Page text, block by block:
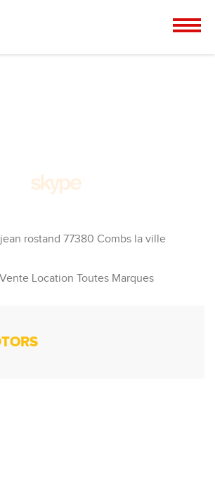
rostand 77380 Combs la ville
Location Toutes Marques